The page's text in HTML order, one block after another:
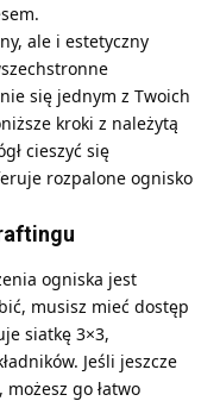
ale i estetyczny
się jednym z Twoich
kroki z należytą
cieszyć się
rozpalone ognisko
ogniska jest
musisz mieć dostęp
siatkę 3×3,
Jeśli jeszcze
go łatwo